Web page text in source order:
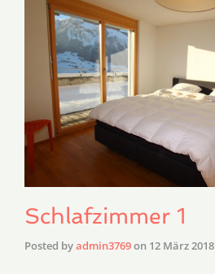
Schlafzimmer 1
Posted byadmin3769on 12 März 2018